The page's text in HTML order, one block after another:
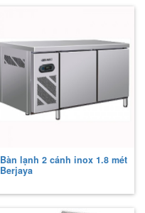
Bàn lạnh 2 cánh inox 1.8 mét
Berjaya